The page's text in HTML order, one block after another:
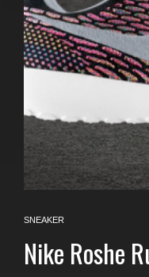
SNEAKER
Nike Roshe